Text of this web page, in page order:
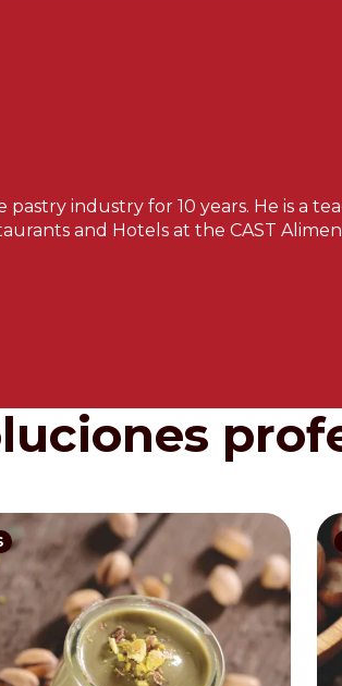
industry for 10 years. He is a
and Hotels at the CAST